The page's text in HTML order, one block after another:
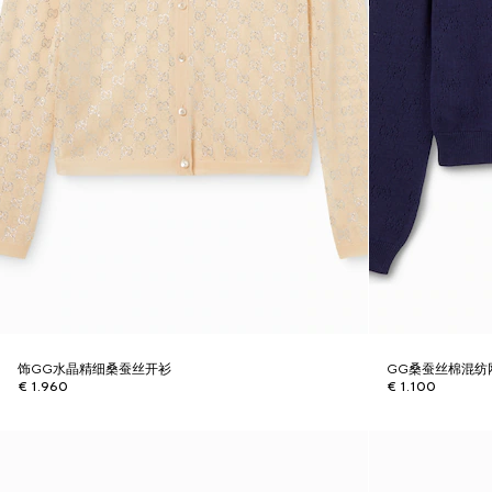
饰GG水晶精细桑蚕丝开衫
€ 1.960
GG桑蚕丝棉混纺
€ 1.100